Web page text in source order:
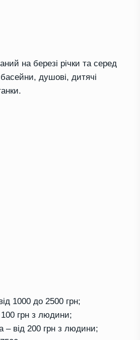
на березі річки та серед
басейни, душові, дитячі
1000 до 2500 грн;
100 грн з людини;
– від 200 грн з людини;